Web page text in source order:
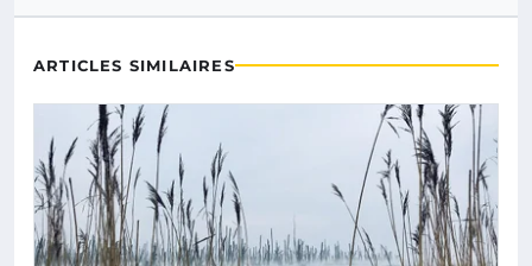
ARTICLES SIMILAIRES